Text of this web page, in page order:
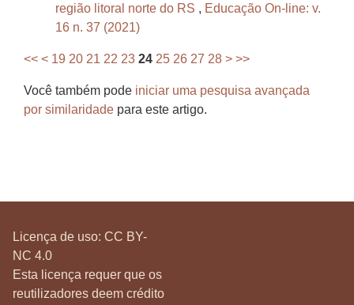
região litoral norte do RS , Educação On-line: v.
16 n. 37 (2021)
<< < 19 20 21 22 23 24 25 26 27 28 > >>
Você também pode iniciar uma pesquisa avançada
por similaridade para este artigo.
Licença de uso: CC BY-
NC 4.0
Esta licença requer que os
reutilizadores deem crédito